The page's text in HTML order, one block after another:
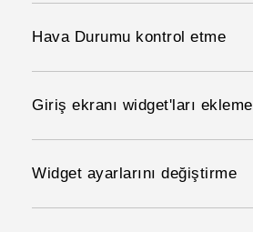
Hava Durumu kontrol etme
Giriş ekranı widget'ları ekleme
Widget ayarlarını değiştirme